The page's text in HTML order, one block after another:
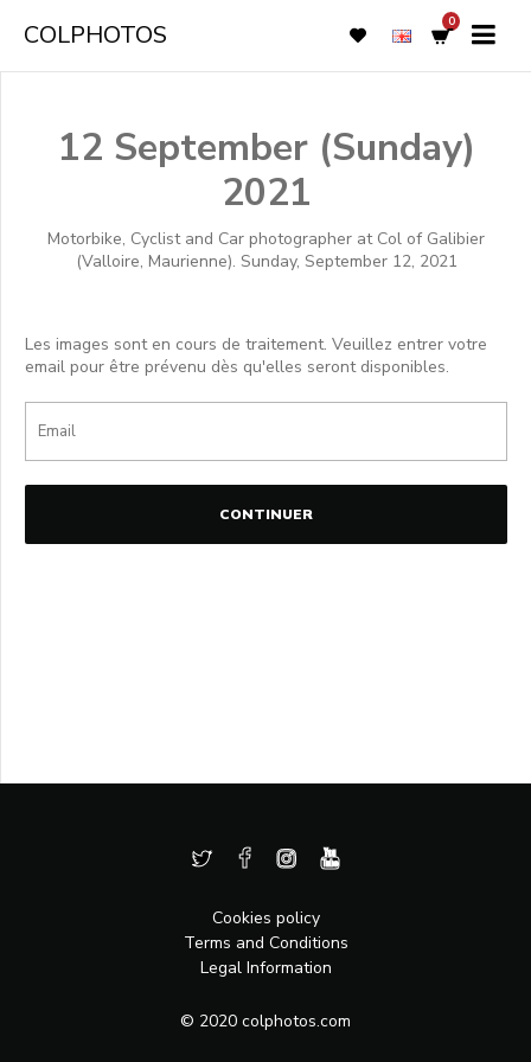
COLPHOTOS 0
12 September (Sunday)
2021
Motorbike, Cyclist and Car photographer at Col of Galibier
(Valloire, Maurienne). Sunday, September 12, 2021
Les images sont en cours de traitement. Veuillez entrer votre
email pour être prévenu dès qu'elles seront disponibles.
CONTINUER
Cookies policy
Terms and Conditions
Legal Information
© 2020 colphotos.com